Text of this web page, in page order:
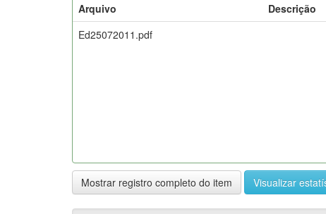
Arquivo
Descrição
Ed25072011.pdf
Mostrar registro completo do item Visualizar